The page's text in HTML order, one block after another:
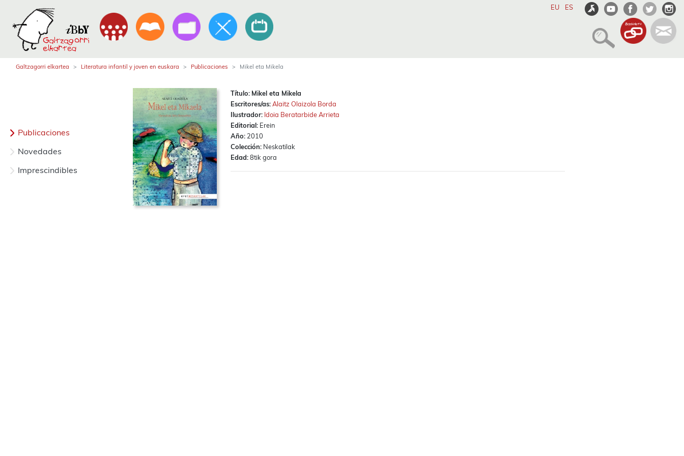
ES
EU
Galtzagorri elkartea Literatura infantil y joven en euskara Publicaciones Mikel eta Mikela
Publicaciones
Novedades
Imprescindibles
Título: Mikel eta Mikela
Escritores/as:Alaitz Olaizola Borda
Ilustrador: Idoia Beratarbide Arrieta
Editorial: Erein
Año: 2010
Colección: Neskatilak
Edad:8tik gora